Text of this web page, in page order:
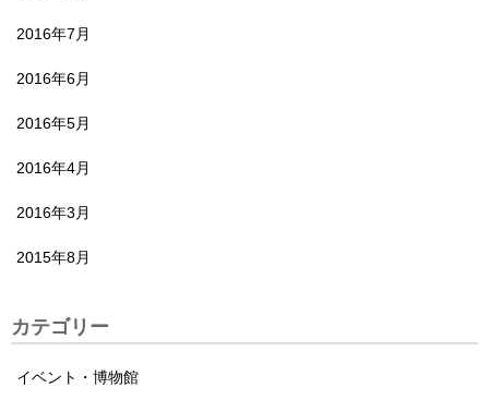
2016年7月
2016年6月
2016年5月
2016年4月
2016年3月
2015年8月
カテゴリー
イベント・博物館